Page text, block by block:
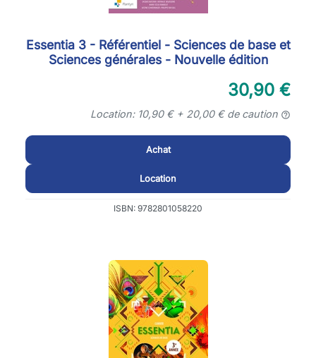
Essentia 3 - Référentiel - Sciences de base et
Sciences générales - Nouvelle édition
30,90 €
Location: 10,90 € + 20,00 € de caution help_outline
Achat
Location
ISBN: 9782801058220